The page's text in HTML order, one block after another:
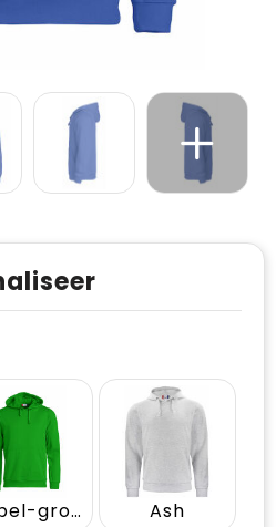
Appel-groen Ash